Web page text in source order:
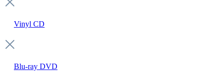
Vinyl CD
Blu-ray DVD